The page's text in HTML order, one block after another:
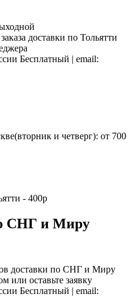
доставки по Тольятти
Бесплатный | email:
и четверг): от 700
- 400р
СНГ и Миру
доставки по СНГ и Миру
или оставьте заявку
Бесплатный | email: